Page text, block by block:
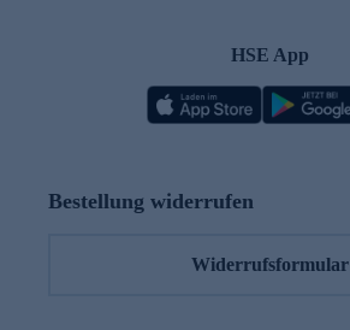
HSE App
Bestellung widerrufen
Widerrufsformular